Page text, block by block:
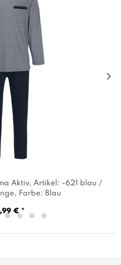
Aktiv, Artikel: -621 blau /
, Farbe: Blau
€ *